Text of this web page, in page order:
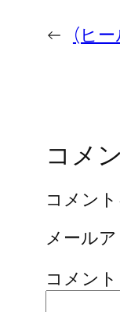
← (ヒ
コメ
コメン
メール
コメント